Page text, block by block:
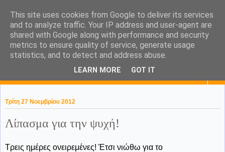
KaPa. Me without you...tea
without a biscuit!
Τρίτη 27 Νοεμβρίου 2012
Λίπασμα για την ψυχή!
Τρεις ημέρες ονειρεμένες! Έτσι νιώθω για το
This site uses cookies from Google to deliver its services
and to analyze traffic. Your IP address and user-agent are
shared with Google along with performance and security
metrics to ensure quality of service, generate usage
statistics, and to detect and address abuse.
LEARN MORE GOT IT